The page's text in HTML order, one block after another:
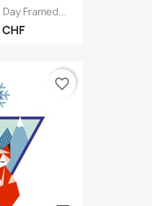
Framed...
favorite_border